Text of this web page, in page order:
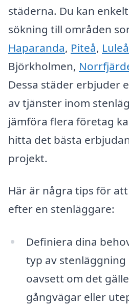
städerna. Du kan
sökning till områden
Haparanda, Piteå, Luleå
Björkholmen,
Dessa städer erbjuder
av tjänster inom
jämföra flera företag
hitta det bästa
projekt.
Här är några tips för
efter en stenläggare:
Definiera dina
typ av stenläggning
oavsett om det
gångvägar eller